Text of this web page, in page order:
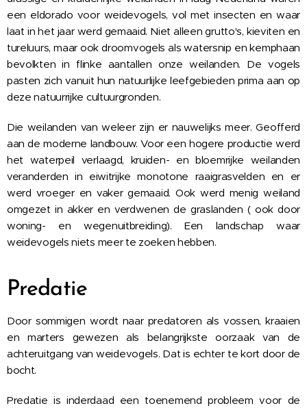
een eldorado voor weidevogels, vol met insecten en waar
laat in het jaar werd gemaaid. Niet alleen grutto's, kieviten en
tureluurs, maar ook droomvogels als watersnip en kemphaan
bevolkten in flinke aantallen onze weilanden. De vogels
pasten zich vanuit hun natuurlijke leefgebieden prima aan op
deze natuurrijke cultuurgronden.
Die weilanden van weleer zijn er nauwelijks meer. Geofferd
aan de moderne landbouw. Voor een hogere productie werd
het waterpeil verlaagd, kruiden- en bloemrijke weilanden
veranderden in eiwitrijke monotone raaigrasvelden en er
werd vroeger en vaker gemaaid. Ook werd menig weiland
omgezet in akker en verdwenen de graslanden ( ook door
woning- en wegenuitbreiding). Een landschap waar
weidevogels niets meer te zoeken hebben.
Predatie
Door sommigen wordt naar predatoren als vossen, kraaien
en marters gewezen als belangrijkste oorzaak van de
achteruitgang van weidevogels. Dat is echter te kort door de
bocht.
Predatie is inderdaad een toenemend probleem voor de